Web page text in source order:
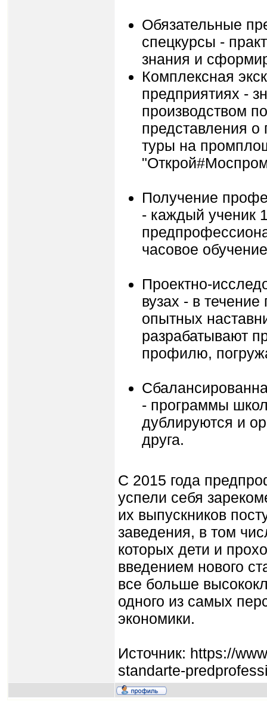
Обязательные
спецкурсы -
знания и
Комплексная
предприятиях -
производством
представления
туры на
Получение
- каждый ученик
часовое
Проектно-
вузах - в
опытных
разрабатывают
профилю,
- программы
дублируются и
друга.
С 2015 года
успели себя
их выпускников
заведения, в том
которых дети и
введением нового
все больше
одного из самых
экономики.
Источник: https://
standarte-